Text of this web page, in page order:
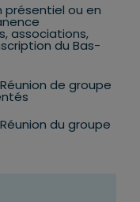
présentiel ou en
associations,
du Bas-
Réunion de groupe
Réunion du groupe